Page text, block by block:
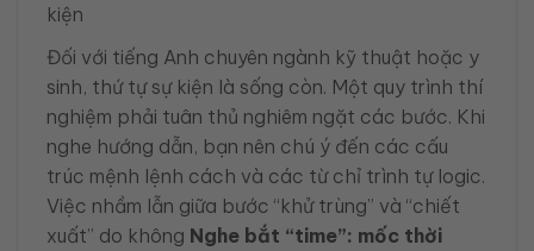
Đối với tiếng Anh chuyên ngành kỹ thuật hoặc y
sinh, thứ tự sự kiện là sống còn. Một quy trình thí
nghiệm phải tuân thủ nghiêm ngặt các bước. Khi
nghe hướng dẫn, bạn nên chú ý đến các cấu
trúc mệnh lệnh cách và các từ chỉ trình tự logic.
Việc nhầm lẫn giữa bước “khử trùng” và “chiết
xuất” do không Nghe bắt “time”: mốc thời